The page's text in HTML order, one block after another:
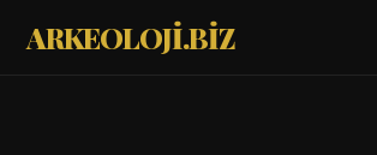
ARKEOLOJİ.BİZ